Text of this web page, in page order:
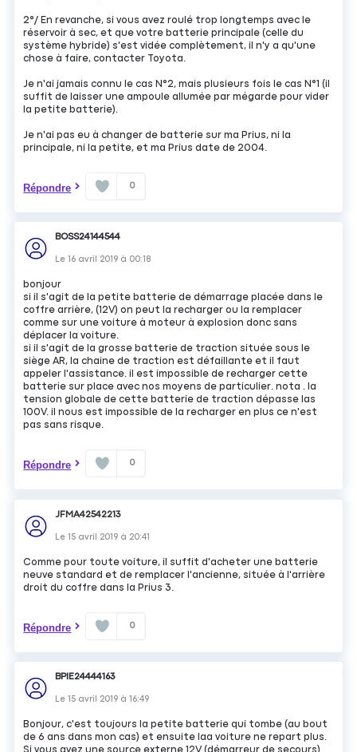
2°/ En revanche, si vous avez roulé trop longtemps avec le
réservoir à sec, et que votre batterie principale (celle du
système hybride) s'est vidée complètement, il n'y a qu'une
chose à faire, contacter Toyota.
Je n'ai jamais connu le cas N°2, mais plusieurs fois le cas N°1 (il
suffit de laisser une ampoule allumée par mégarde pour vider
la petite batterie).
Je n'ai pas eu à changer de batterie sur ma Prius, ni la
principale, ni la petite, et ma Prius date de 2004.
Répondre 0
BOSS24144544
Le16 avril 2019 à 00:18
bonjour
si il s'agit de la petite batterie de démarrage placée dans le
coffre arrière, (12V) on peut la recharger ou la remplacer
comme sur une voiture à moteur à explosion donc sans
déplacer la voiture.
si il s'agit de la grosse batterie de traction située sous le
siège AR, la chaine de traction est défaillante et il faut
appeler l'assistance. il est impossible de recharger cette
batterie sur place avec nos moyens de particulier. nota . la
tension globale de cette batterie de traction dépasse las
100V. il nous est impossible de la recharger en plus ce n'est
pas sans risque.
Répondre 0
JFMA42542213
Le15 avril 2019 à 20:41
Comme pour toute voiture, il suffit d'acheter une batterie
neuve standard et de remplacer l'ancienne, située à l'arrière
droit du coffre dans la Prius 3.
Répondre 0
BPIE24444163
Le15 avril 2019 à16:49
Bonjour, c'est toujours la petite batterie qui tombe (au bout
de 6 ans dans mon cas) et ensuite laa voiture ne repart plus.